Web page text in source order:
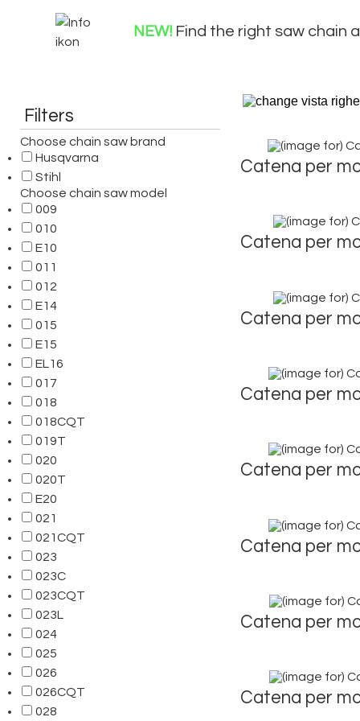
NEW! Find the right saw chain
Filters
Choose chain saw brand
Husqvarna
Stihl
Choose chain saw model
009
010
E10
011
012
E14
015
E15
EL16
017
018
018CQT
019T
020
020T
E20
021
021CQT
023
023C
023CQT
023L
024
025
026
026CQT
028
Catena per
Catena per
Catena per
Catena per
Catena per
Catena per
Catena per
Catena per